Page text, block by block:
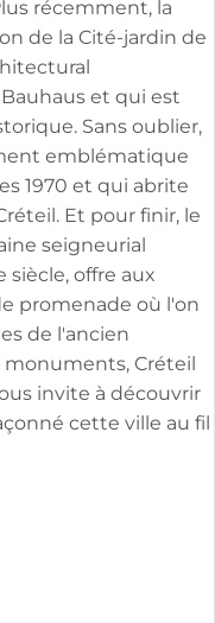
récemment, la
de la Cité-jardin de
et qui est
Sans oublier,
emblématique
1970 et qui abrite
Et pour finir, le
seigneurial
offre aux
promenade où l'on
de l'ancien
monuments, Créteil
invite à découvrir
cette ville au fil